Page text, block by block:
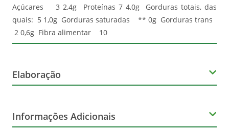
Açúcares 3 2,4g Proteínas 7 4,0g Gorduras totais, das
quais: 5 1,0g Gorduras saturadas ** 0g Gorduras trans
2 0,6g Fibra alimentar 10
Elaboração
75g
Informações Adicionais